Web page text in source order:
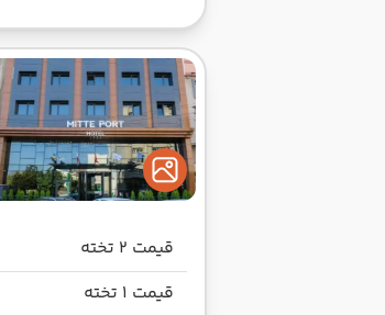
قیمت 2 تخته
قیمت 1 تخته